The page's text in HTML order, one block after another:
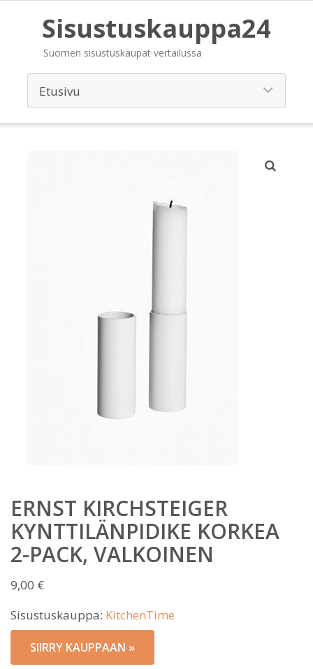
Sisustuskauppa24
Suomen sisustuskaupat vertailussa
ERNST KIRCHSTEIGER
KYNTTILÄNPIDIKE KORKEA
2-PACK, VALKOINEN
9,00 €
Sisustuskauppa: KitchenTime
SIIRRY KAUPPAAN »